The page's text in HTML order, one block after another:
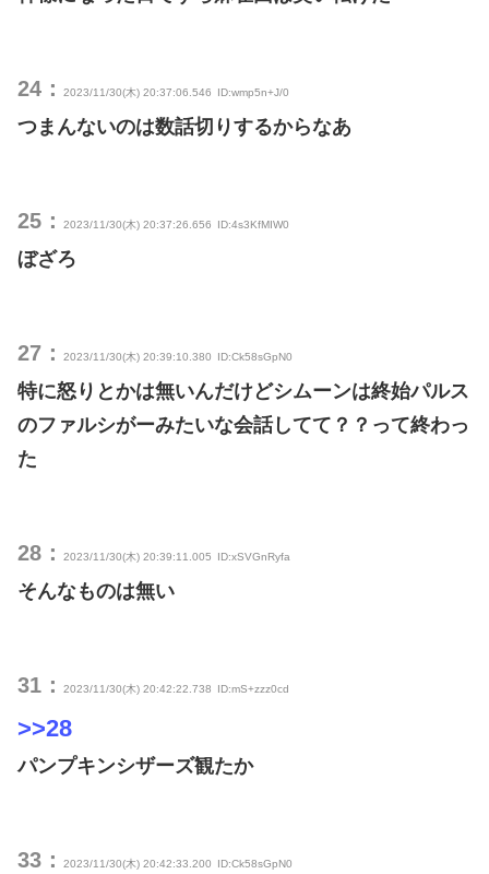
24： 2023/11/30(木) 20:37:06.546 ID:wmp5n+J/0
つまんないのは数話切りするからなあ
25： 2023/11/30(木) 20:37:26.656 ID:4s3KfMIW0
ぼざろ
27： 2023/11/30(木) 20:39:10.380 ID:Ck58sGpN0
特に怒りとかは無いんだけどシムーンは終始パルス
のファルシがーみたいな会話してて？？って終わっ
た
28： 2023/11/30(木) 20:39:11.005 ID:xSVGnRyfa
そんなものは無い
31： 2023/11/30(木) 20:42:22.738 ID:mS+zzz0cd
>>28
パンプキンシザーズ観たか
33： 2023/11/30(木) 20:42:33.200 ID:Ck58sGpN0